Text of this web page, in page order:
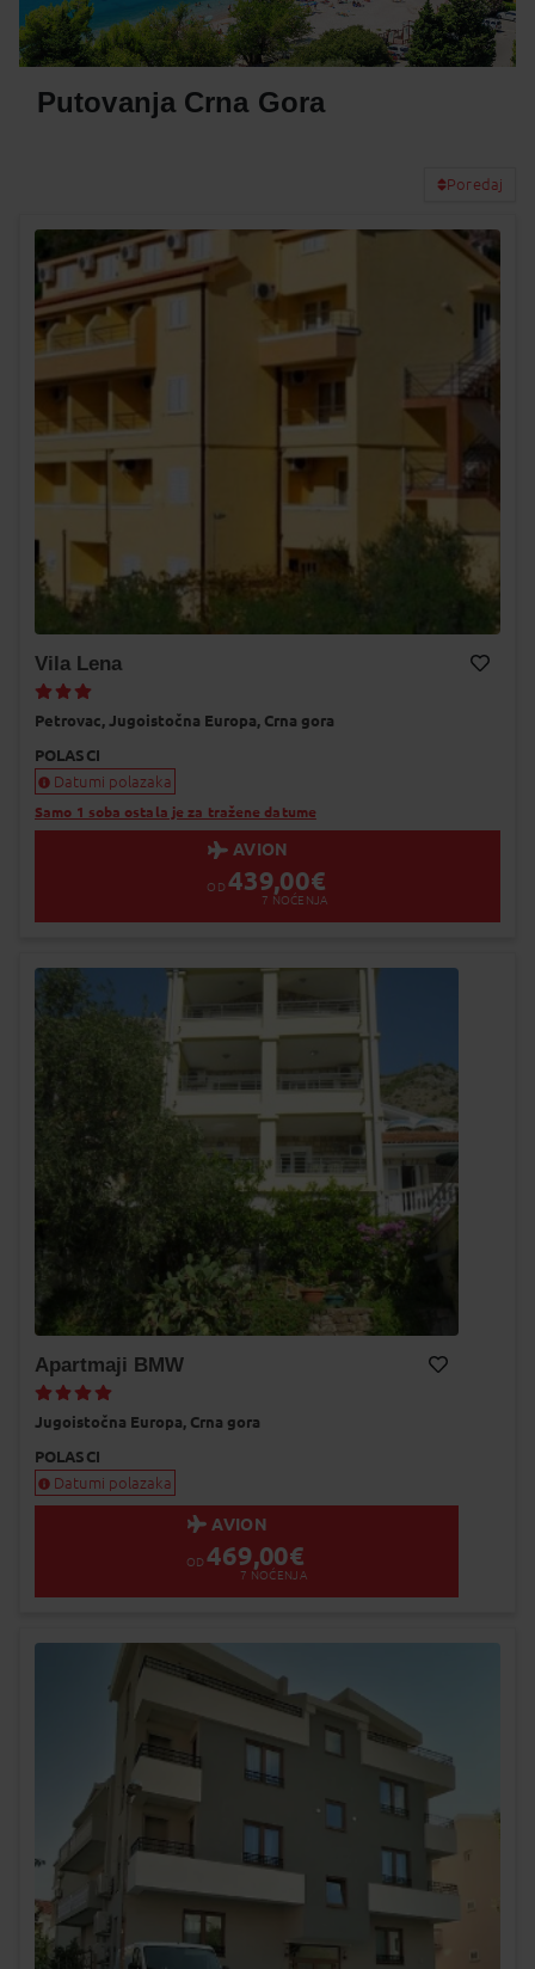
Putovanja Crna Gora
Poredaj
Vila Lena
Petrovac, Jugoistočna Europa, Crna gora
POLASCI
Datumi polazaka
Samo 1 soba ostala je za tražene datume
AVION
OD 439,00€
7 NOĆENJA
Apartmaji BMW
Jugoistočna Europa, Crna gora
POLASCI
Datumi polazaka
AVION
OD 469,00€
7 NOĆENJA